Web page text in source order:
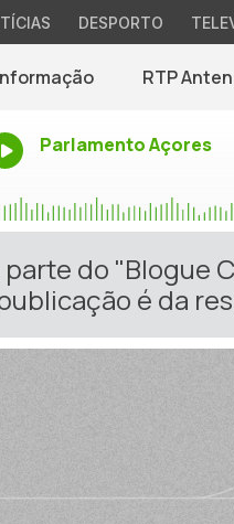
DESPORTO
RTP
Parlamento Açores
do "Blogue
é da